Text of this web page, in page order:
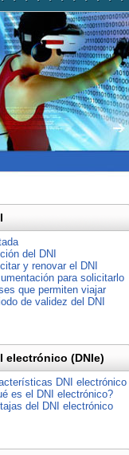
del DNI
y renovar el DNI
para solicitarlo
que permiten viajar
de validez del DNI
electrónico (DNIe)
DNI electrónico
es el DNI electrónico?
del DNI electrónico